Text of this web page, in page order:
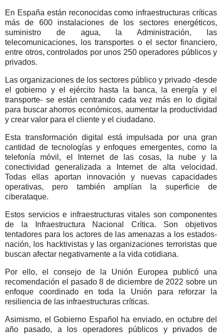
En España están reconocidas como infraestructuras críticas
más de 600 instalaciones de los sectores energéticos,
suministro de agua, la Administración, las
telecomunicaciones, los transportes o el sector financiero,
entre otros, controlados por unos 250 operadores públicos y
privados.
Las organizaciones de los sectores público y privado -desde
el gobierno y el ejército hasta la banca, la energía y el
transporte- se están centrando cada vez más en lo digital
para buscar ahorros económicos, aumentar la productividad
y crear valor para el cliente y el ciudadano.
Esta transformación digital está impulsada por una gran
cantidad de tecnologías y enfoques emergentes, como la
telefonía móvil, el Internet de las cosas, la nube y la
conectividad generalizada a Internet de alta velocidad.
Todas ellas aportan innovación y nuevas capacidades
operativas, pero también amplían la superficie de
ciberataque.
Estos servicios e infraestructuras vitales son componentes
de la Infraestructura Nacional Crítica. Son objetivos
tentadores para los actores de las amenazas a los estados-
nación, los hacktivistas y las organizaciones terroristas que
buscan afectar negativamente a la vida cotidiana.
Por ello, el consejo de la Unión Europea publicó una
recomendación el pasado 8 de diciembre de 2022 sobre un
enfoque coordinado en toda la Unión para reforzar la
resiliencia de las infraestructuras críticas.
Asimismo, el Gobierno Español ha enviado, en octubre del
año pasado, a los operadores públicos y privados de